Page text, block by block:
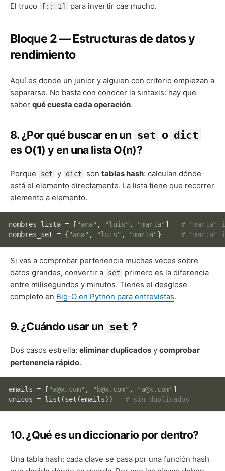
El truco [::-1] para invertir cae mucho.
Bloque 2 — Estructuras de datos y
rendimiento
Aquí es donde un junior y alguien con criterio empiezan a
separarse. No basta con conocer la sintaxis: hay que
saber qué cuesta cada operación.
8. ¿Por qué buscar en un set o dict
es O(1) y en una lista O(n)?
Porque set y dict sontablas hash: calculan dónde
está el elemento directamente. La lista tiene que recorrer
elemento a elemento.
nombres_lista = [ "ana" , "luis" , "marta" ] # "marta"
nombres_set = {"ana" , "luis" , "marta"} # "marta"
Si vas a comprobar pertenencia muchas veces sobre
datos grandes, convertir a
set
primero es la diferencia
entre milisegundos y minutos. Tienes el desglose
completo en Big-O en Python para entrevistas.
9. ¿Cuándo usar un set ?
Dos casos estrella: eliminar duplicados y comprobar
pertenencia rápido.
emails = [ "a@x.com" , "b@x.com" , "a@x.com" ]
unicos = list(set (emails)) # sin duplicados
10. ¿Qué es un diccionario por dentro?
Una tabla hash: cada clave se pasa por una función hash